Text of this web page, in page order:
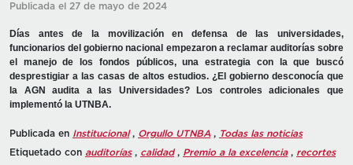
Publicada el 27 de mayo de 2024
Días antes de la movilización en defensa de las universidades,
funcionarios del gobierno nacional empezaron a reclamar auditorías sobre
el manejo de los fondos públicos, una estrategia con la que buscó
desprestigiar a las casas de altos estudios. ¿El gobierno desconocía que
la AGN audita a las Universidades? Los controles adicionales que
implementó la UTNBA.
Publicada en Institucional, Orgullo UTNBA , Todas las noticias
Etiquetado con auditorías, calidad, Premio a la excelencia, recortes